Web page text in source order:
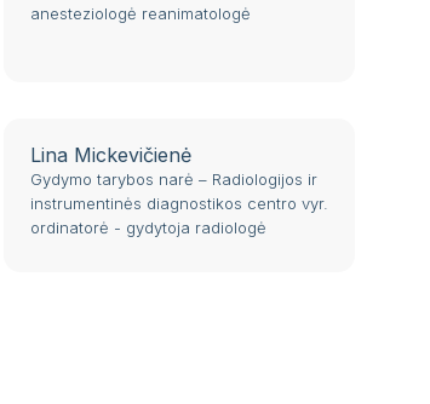
anesteziologė reanimatologė
Lina Mickevičienė
Gydymo tarybos narė – Radiologijos ir
instrumentinės diagnostikos centro vyr.
ordinatorė - gydytoja radiologė